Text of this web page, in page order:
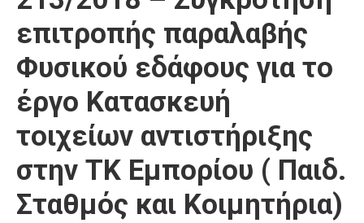
Τηλέφωνα
επιτροπής παραλαβής
Φυσικού εδάφους για το
έργο Κατασκευή
τοιχείων αντιστήριξης
στην ΤΚ Εμπορίου ( Παιδ.
Σταθμός και Κοιμητήρια)